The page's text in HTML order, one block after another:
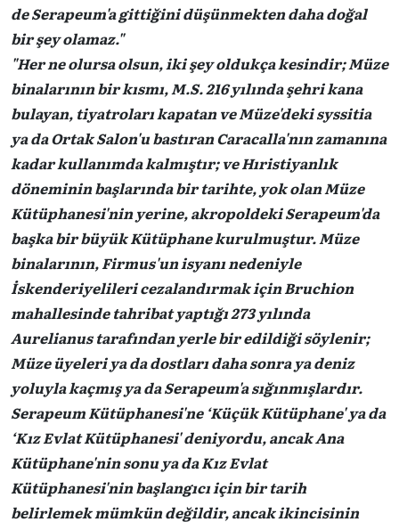
de Serapeum'a gittiğini düşünmekten daha doğal
bir şey olamaz."
"Her ne olursa olsun, iki şey oldukça kesindir; Müze
binalarının bir kısmı, M.S. 216 yılında şehri kana
bulayan, tiyatroları kapatan ve Müze'deki syssitia
ya da Ortak Salon'u bastıran Caracalla'nın zamanına
kadar kullanımda kalmıştır; ve Hıristiyanlık
döneminin başlarında bir tarihte, yok olan Müze
Kütüphanesi'nin yerine, akropoldeki Serapeum'da
başka bir büyük Kütüphane kurulmuştur. Müze
binalarının, Firmus'un isyanı nedeniyle
İskenderiyelileri cezalandırmak için Bruchion
mahallesinde tahribat yaptığı 273 yılında
Aurelianus tarafından yerle bir edildiği söylenir;
Müze üyeleri ya da dostları daha sonra ya deniz
yoluyla kaçmış ya da Serapeum'a sığınmışlardır.
Serapeum Kütüphanesi'ne ‘Küçük Kütüphane' ya da
‘Kız Evlat Kütüphanesi' deniyordu, ancak Ana
Kütüphane'nin sonu ya da Kız Evlat
Kütüphanesi'nin başlangıcı için bir tarih
belirlemek mümkün değildir, ancak ikincisinin